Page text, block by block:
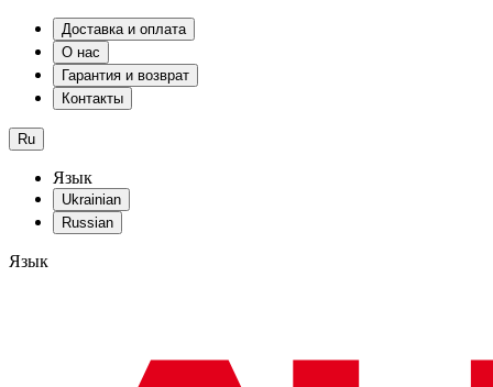
Доставка и оплата
О нас
Гарантия и возврат
Контакты
Ru
Язык
Ukrainian
Russian
Язык